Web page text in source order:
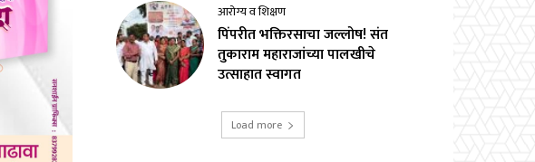
आरोग्य व शिक्षण
पिंपरीत भक्तिरसाचा जल्लोष! संत
तुकाराम महाराजांच्या पालखीचे
उत्साहात स्वागत
Load more